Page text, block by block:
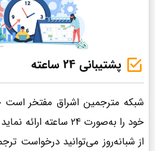
پشتیبانی 24 ساعته
شبکه مترجمین اشراق مفتخر
خود را به‌صورت 24 ساعته
از شبانه‌روز می‌توانید درخواست